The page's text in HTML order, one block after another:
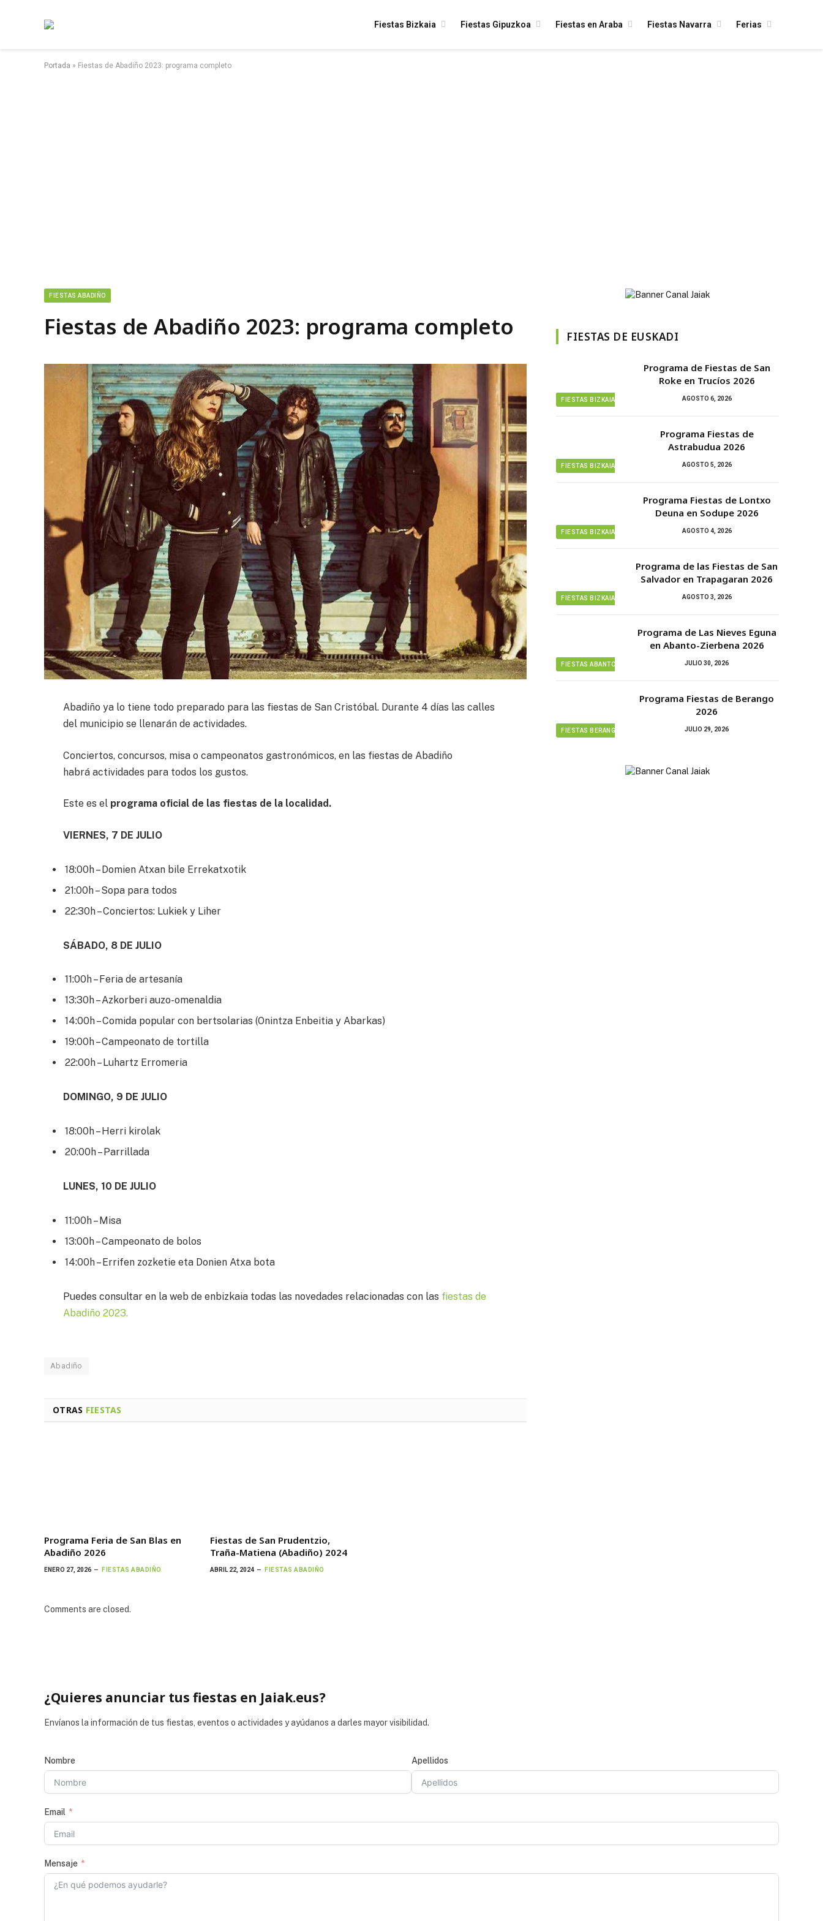
Fiestas Bizkaia Fiestas Gipuzkoa Fiestas en Araba Fiestas Navarra Ferias
Portada » Fiestas de Abadiño 2023: programa completo
FIESTAS ABADIÑO
Fiestas de Abadiño 2023: programa completo
Abadiño ya lo tiene todo preparado para las fiestas de San Cristóbal. Durante 4 días las calles
del municipio se llenarán de actividades.
Conciertos, concursos, misa o campeonatos gastronómicos, en las fiestas de Abadiño
habrá actividades para todos los gustos.
Este es el programa oficial de las fiestas de la localidad.
VIERNES, 7 DE JULIO
18:00h – Domien Atxan bile Errekatxotik
21:00h – Sopa para todos
22:30h – Conciertos: Lukiek y Liher
SÁBADO, 8 DE JULIO
11:00h – Feria de artesanía
13:30h – Azkorberi auzo-omenaldia
14:00h – Comida popular con bertsolarias (Onintza Enbeitia y Abarkas)
19:00h – Campeonato de tortilla
22:00h – Luhartz Erromeria
DOMINGO, 9 DE JULIO
18:00h – Herri kirolak
20:00h – Parrillada
LUNES, 10 DE JULIO
11:00h – Misa
13:00h – Campeonato de bolos
14:00h – Errifen zozketie eta Donien Atxa bota
Puedes consultar en la web de enbizkaia todas las novedades relacionadas con las fiestas de
Abadiño 2023.
Abadiño
OTRAS FIESTAS
Programa Feria de San Blas en
Abadiño 2026
ENERO 27, 2026 FIESTAS ABADIÑO
Fiestas de San Prudentzio,
Traña-Matiena (Abadiño) 2024
ABRIL 22, 2024 FIESTAS ABADIÑO
Comments are closed.
FIESTAS DE EUSKADI
FIESTAS BIZKAIA
Programa de Fiestas de San
Roke en Trucíos 2026
AGOSTO 6, 2026
FIESTAS BIZKAIA
Programa Fiestas de
Astrabudua 2026
AGOSTO 5, 2026
FIESTAS BIZKAIA
Programa Fiestas de Lontxo
Deuna en Sodupe 2026
AGOSTO 4, 2026
FIESTAS BIZKAIA
Programa de las Fiestas de San
Salvador en Trapagaran 2026
AGOSTO 3, 2026
FIESTAS ABANTO ZIERBENA
Programa de Las Nieves Eguna
en Abanto-Zierbena 2026
JULIO 30, 2026
FIESTAS BERANGO
Programa Fiestas de Berango
2026
JULIO 29, 2026
¿Quieres anunciar tus fiestas en Jaiak.eus?
Envíanos la información de tus fiestas, eventos o actividades y ayúdanos a darles mayor visibilidad.
Nombre Apellidos
Email
Mensaje